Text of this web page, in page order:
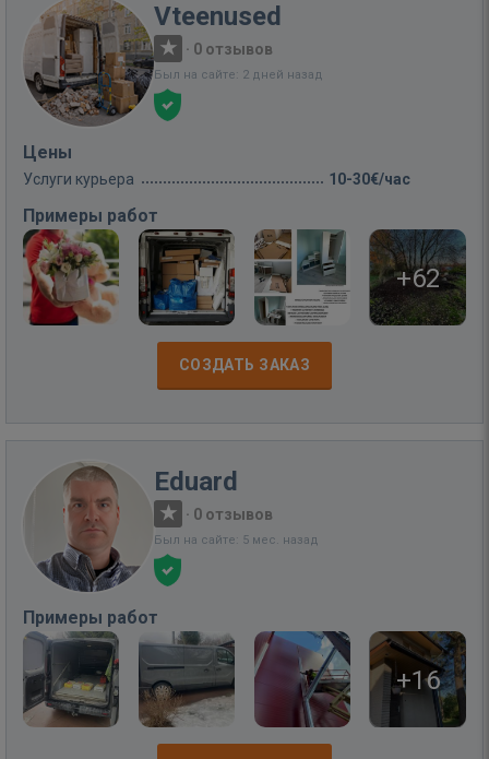
Vteenused
· 0 отзывов
Был на сайте: 2 дней назад
Цены
Услуги курьера 10-30€/час
Примеры работ
+62
СОЗДАТЬ ЗАКАЗ
Eduard
· 0 отзывов
Был на сайте: 5 мес. назад
Примеры работ
+16